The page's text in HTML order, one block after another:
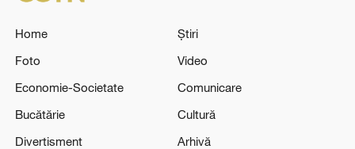
Home
Știri
Foto
Video
Economie-Societate
Comunicare
Bucătărie
Cultură
Divertisment
Arhivă